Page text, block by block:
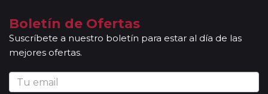
Boletín de Ofertas
Suscríbete a nuestro boletín para estar al día de las
mejores ofertas.